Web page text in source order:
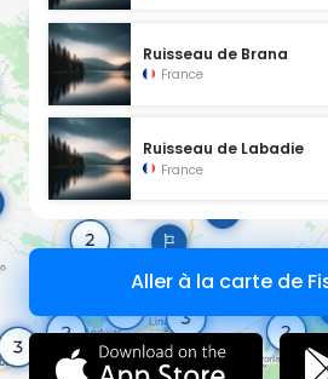
Ruisseau de Brana
France
Ruisseau de Labadie
France
Aller à la carte de